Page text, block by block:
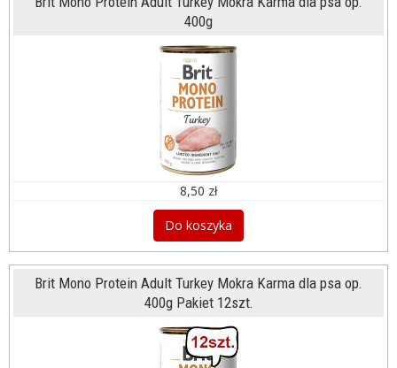
400g
8,50 zł
Do koszyka
Brit Mono Protein Adult Turkey Mokra Karma dla psa op.
400g Pakiet 12szt.